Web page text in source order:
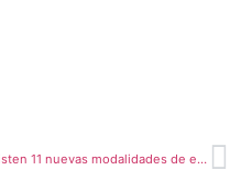
Existen 11 nuevas modalidades de evasión tributaria